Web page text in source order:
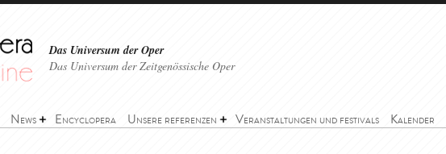
Das Universum der Oper
Das Universum der Zeitgenössische Oper
News Encyclopera Unsere referenzen Veranstaltungen und festivals Kalender